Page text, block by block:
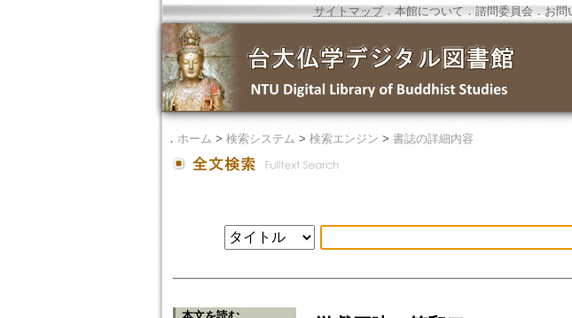
サイトマップ．本館について ． 諮問委員会． お問
． ホーム > 検索システム > 検索エンジン > 書誌の詳細内容